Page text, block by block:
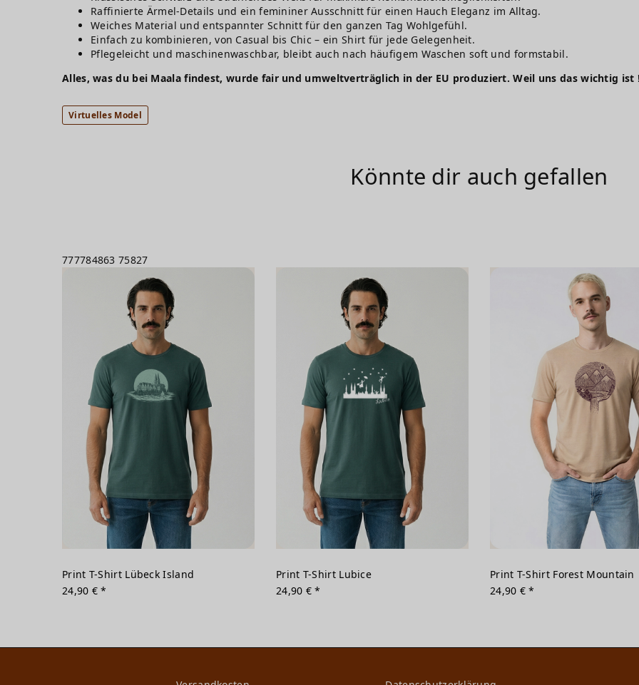
Raffinierte Ärmel-Details und ein femininer Ausschnitt für einen Hauch Eleganz im Alltag.
Weiches Material und entspannter Schnitt für den ganzen Tag Wohlgefühl.
Einfach zu kombinieren, von Casual bis Chic – ein Shirt für jede Gelegenheit.
Pflegeleicht und maschinenwaschbar, bleibt auch nach häufigem Waschen soft und formstabil.
Alles, was du bei Maala findest, wurde fair und umweltverträglich in der EU produziert. Weil uns das wichtig ist
Virtuelles Model
Könnte dir auch gefallen
777784863 75827
Print T-Shirt Lübeck Island
24,90 € *
Print T-Shirt Lubice
24,90 € *
Print T-Shirt Forest Mountain
24,90 € *